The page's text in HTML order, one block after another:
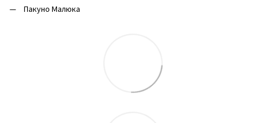
Пакуно Малюка